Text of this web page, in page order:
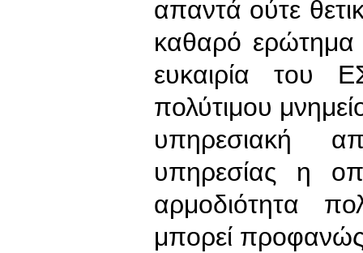
απαντά ούτε
καθαρό ερώτημα
ευκαιρία του
πολύτιμου
υπηρεσιακή
υπηρεσίας η
αρμοδιότητα
μπορεί προφανώς